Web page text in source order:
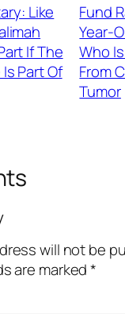
Like
If The
Part Of
Fund
Year-
Who
From
Tumor
will not be
are marked*